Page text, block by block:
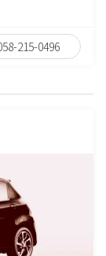
215-0496